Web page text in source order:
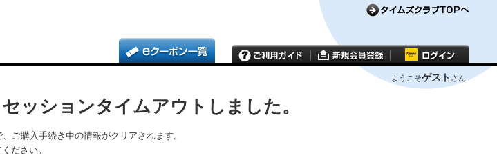
ようこそゲスト さん
ッションタイムアウトしました。
ご購入手続き中の情報がクリアされます。
ださい。